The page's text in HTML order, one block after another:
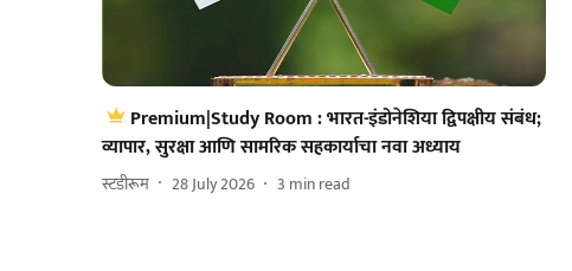
Premium|Study Room : भारत-इंडोनेशिया द्विपक्षीय संबंध;
व्यापार, सुरक्षा आणि सामरिक सहकार्याचा नवा अध्याय
स्टडीरूम 28 July 2026 3 min read